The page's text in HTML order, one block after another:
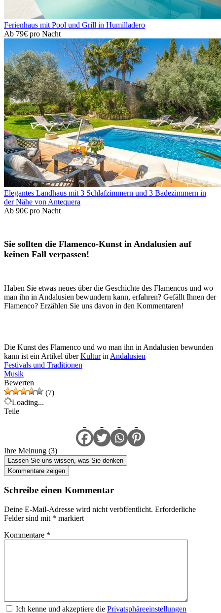
Ferienhaus mit Pool und Grill in Humilladero
Ab 79€ pro Nacht
Elegantes Landhaus mit 3 Schlafzimmern und 3 Badezimmern in
der Nähe von Antequera
Ab 90€ pro Nacht
Sie sollten die Flamenco-Kunst in Andalusien auf
keinen Fall verpassen!
Haben Sie etwas neues über die Geschichte des Flamencos und wo
man ihn in Andalusien bewundern kann, erfahren? Gefällt Ihnen der
Flamenco? Erzählen Sie uns davon in den Kommentaren!
Die Kunst des Flamenco und wo man ihn in Andalusien bewunden
kann ist ein Artikel überKulturin Andalusien
Festivals und Traditionen
Musik
Bewerten
(7)
Loading...
Teile
Ihre Meinung (3)
Lassen Sie uns wissen, was Sie denken
Kommentare zeigen
Schreibe einen Kommentar
Deine E-Mail-Adresse wird nicht veröffentlicht. Erforderliche
Felder sind mit * markiert
Kommentare *
Ich kenne und akzeptiere die Privatsphäreeinstellungen